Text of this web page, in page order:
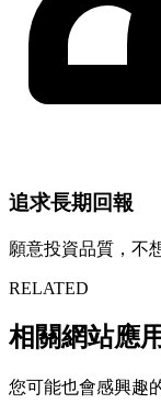
追求長期回報
願意投資品質，不
RELATED
相關網站應用
您可能也會感興趣